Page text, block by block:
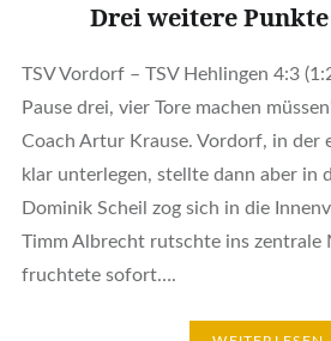
Drei weitere
TSV Vordorf – TSV Hehlingen 4:3
Pause drei, vier Tore machen
Coach Artur Krause. Vordorf, in der
klar unterlegen, stellte dann aber in
Dominik Scheil zog sich in die
Timm Albrecht rutschte ins zentrale
fruchtete sofort….